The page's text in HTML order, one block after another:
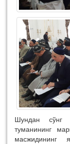
Шундан сўнг
туманининг
масжидининг